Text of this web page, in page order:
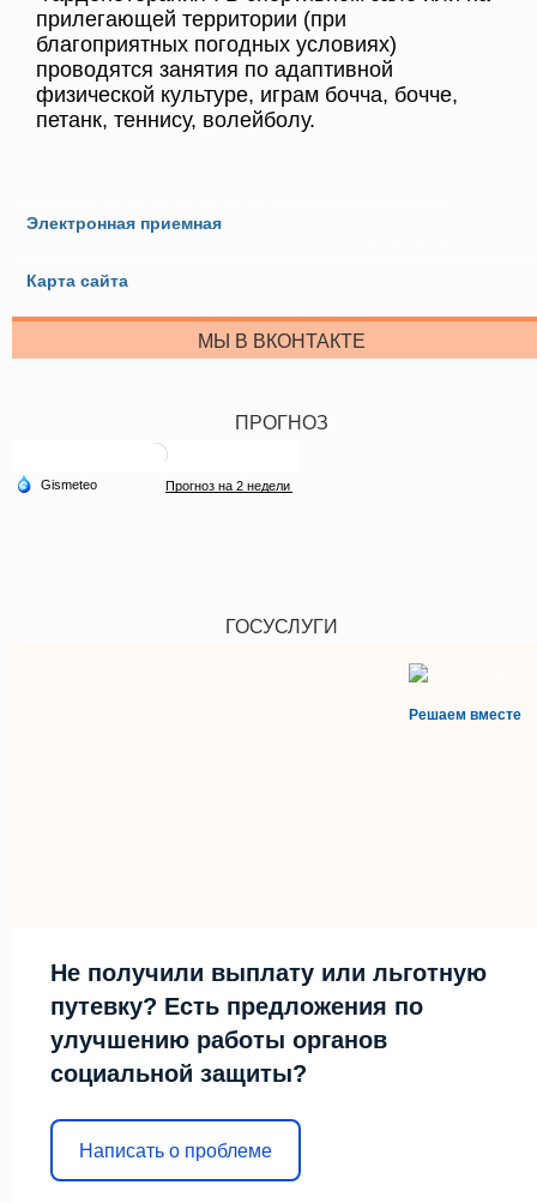
прилегающей территории (при
благоприятных погодных условиях)
проводятся занятия по адаптивной
физической культуре, играм бочча, бочче,
петанк, теннису, волейболу.
Электронная приемная
Карта сайта
МЫ В ВКОНТАКТЕ
ПРОГНОЗ
ГОСУСЛУГИ
Решаем вместе
Не получили выплату или льготную
путевку? Есть предложения по
улучшению работы органов
социальной защиты?
Написать о проблеме